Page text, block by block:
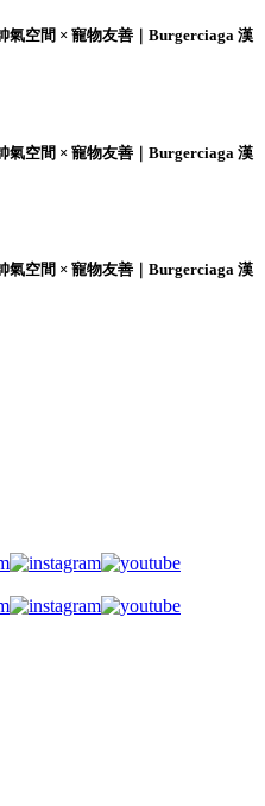
氣空間 × 寵物友善｜Burgerciaga 漢
氣空間 × 寵物友善｜Burgerciaga 漢
氣空間 × 寵物友善｜Burgerciaga 漢